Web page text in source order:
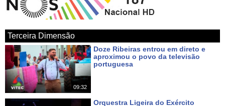
► Android Google Play App
https://play.google.com/store/apps/details?id=com.azoid.vitec
► Apple iOS App Store https://itunes.apple.com/pt/app/azorestv-by-
vitec/id1434296397?mt=8
► Google Maps
https://www.google.com/maps/place/AzoresTV+by+VITEC/
Terceira Dimensão
09:32
Doze Ribeiras entrou em direto e
aproximou o povo da televisão
portuguesa
Orquestra Ligeira do Exército